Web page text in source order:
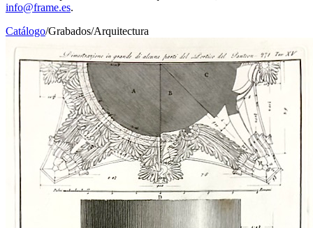
info@frame.es.
Catálogo/Grabados/Arquitectura